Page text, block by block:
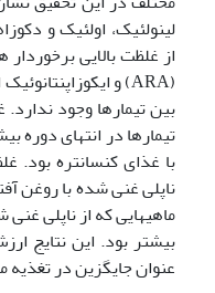
از غلظت بالایی
تیمارها در انتهای دوره
ناپلی غنی شده با روغن
ماهیهایی که از ناپلی
بیشتر بود. این نتایج
عنوان جایگزین در